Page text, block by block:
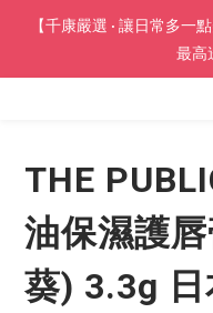
【千康嚴選 · 讓日常多一
最高
THE
油保濕護
葵) 3.3g 日